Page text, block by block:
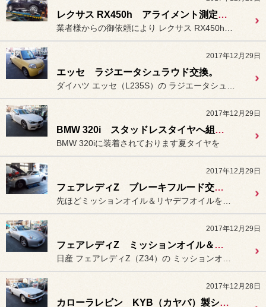
レクサス RX450h アライメント測定＆調整。
2017年12月29日
エッセ ラジエータシュラウド交換。
2017年12月29日
BMW 320i スタッドレスタイヤへ組替え。
BMW 320iに装着されております夏タイヤを
2017年12月29日
フェアレディZ ブレーキフルード交換及びエア抜き。
2017年12月29日
フェアレディZ ミッションオイル＆リヤデフオイル交換。
2017年12月28日
カローラレビン KYB（カヤバ）製ショック＆クスコ製アッパーマウント装着。